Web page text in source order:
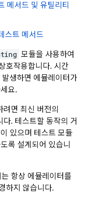
메서드 및 유틸리티
스트 메서드
모듈을 사용하여
호작용합니다. 시간
발생하면 에뮬레이터가
요.
면 최신 버전의
. 테스트할 동작의 거
있으며 테스트 모듈
록 설계되어 있습니
항상 에뮬레이터를
하지 않습니다.